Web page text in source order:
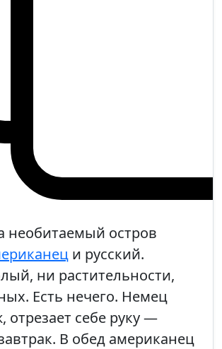
необитаемый остров
и русский.
ни растительности,
Есть нечего. Немец
отрезает себе руку —
В обед американец